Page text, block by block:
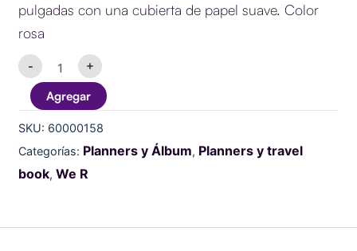
pulgadas con una cubierta de papel suave. Color
rosa
-
ALBUM
PAPER
WRAPPED
-
X
11
-
D-
cantidad
+
Agregar
SKU: 60000158
Categorías: Planners y Álbum, Planners y travel
book,We R